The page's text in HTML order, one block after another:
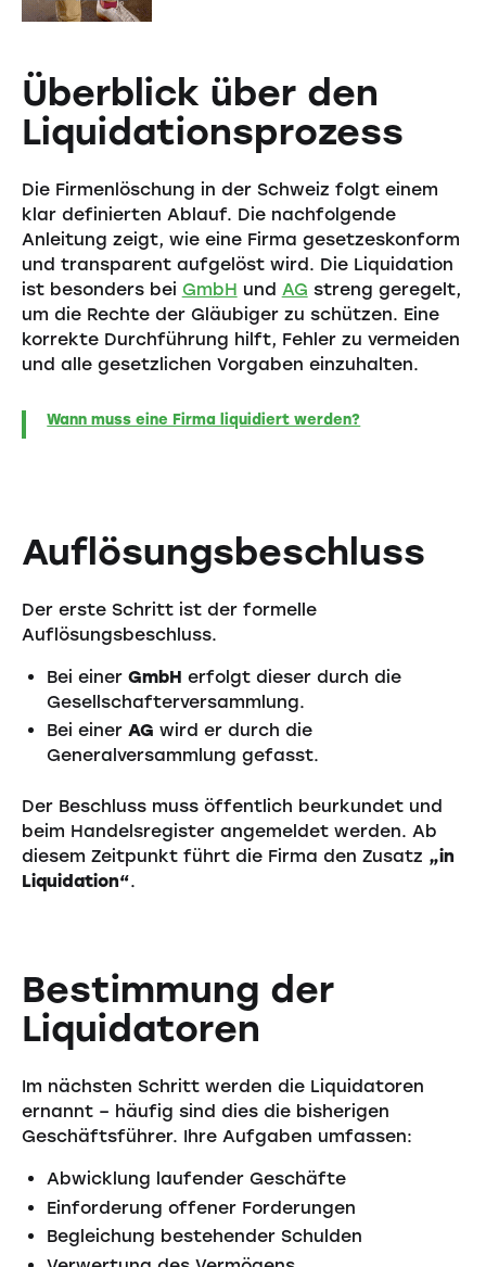
Überblick über den
Liquidationsprozess
Die Firmenlöschung in der Schweiz folgt einem
klar definierten Ablauf. Die nachfolgende
Anleitung zeigt, wie eine Firma gesetzeskonform
und transparent aufgelöst wird. Die Liquidation
ist besonders bei GmbH und AG streng geregelt,
um die Rechte der Gläubiger zu schützen. Eine
korrekte Durchführung hilft, Fehler zu vermeiden
und alle gesetzlichen Vorgaben einzuhalten.
Wann muss eine Firma liquidiert werden?
Auflösungsbeschluss
Der erste Schritt ist der formelle
Auflösungsbeschluss.
Bei einerGmbH erfolgt dieser durch die
Gesellschafterversammlung.
Bei einerAG wird er durch die
Generalversammlung gefasst.
Der Beschluss muss öffentlich beurkundet und
beim Handelsregister angemeldet werden. Ab
diesem Zeitpunkt führt die Firma den Zusatz „in
Liquidation“.
Bestimmung der
Liquidatoren
Im nächsten Schritt werden die Liquidatoren
ernannt – häufig sind dies die bisherigen
Geschäftsführer. Ihre Aufgaben umfassen:
Abwicklung laufender Geschäfte
Einforderung offener Forderungen
Begleichung bestehender Schulden